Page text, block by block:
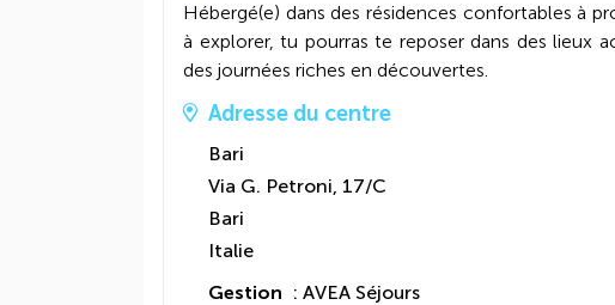
Hébergé(e) dans des résidences confortables à
à explorer, tu pourras te reposer dans des lieux
des journées riches en découvertes.
Adresse du centre
Bari
Via G. Petroni, 17/C
Bari
Italie
Gestion : AVEA Séjours